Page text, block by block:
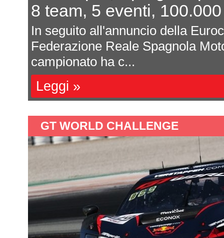
L'equilibrio che persiste
Davide Attanasio - FotocarÈ
magnum di corse, di
sono affastella...
Leggi »
GT WORLD CHALLENGE